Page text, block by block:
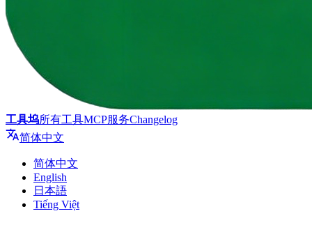
工具坞所有工具MCP服务Changelog
简体中文
简体中文
English
日本語
Tiếng Việt